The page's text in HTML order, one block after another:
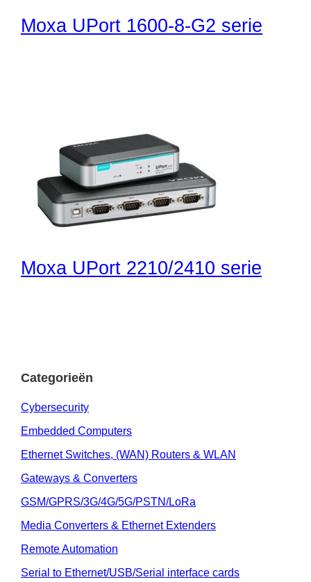
Moxa UPort 1600-8-G2 serie
Moxa UPort 2210/2410 serie
Categorieën
Cybersecurity
Embedded Computers
Ethernet Switches, (WAN) Routers & WLAN
Gateways & Converters
GSM/GPRS/3G/4G/5G/PSTN/LoRa
Media Converters & Ethernet Extenders
Remote Automation
Serial to Ethernet/USB/Serial interface cards